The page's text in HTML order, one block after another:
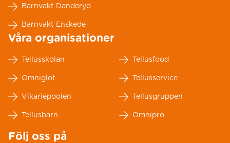
Barnvakt Danderyd
Barnvakt Enskede
Våra organisationer
Tellusskolan
Omniglot
Vikariepoolen
Tellusbarn
Tellusfood
Tellusservice
Tellusgruppen
Omnipro
Följ oss på